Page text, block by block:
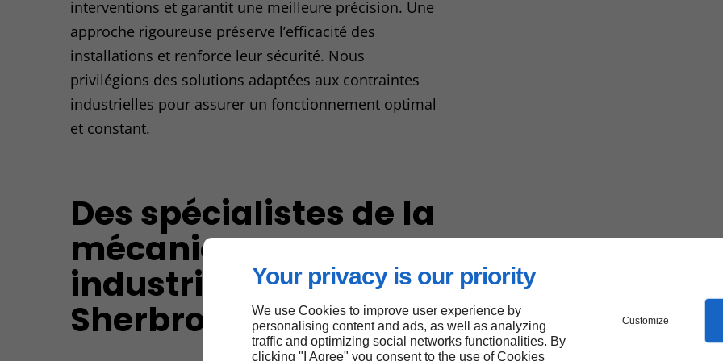
Your privacy is our priority
We use Cookies to improve user experience by
personalising content and ads, as well as analyzing
traffic and optimizing social networks functionalities. By
clicking "I Agree" you consent to the use of Cookies
Customize
interventions et garantit une meilleure précision. Une
approche rigoureuse préserve l’efficacité des
installations et renforce leur sécurité. Nous
privilégions des solutions adaptées aux contraintes
industrielles pour assurer un fonctionnement optimal
et constant.
Des spécialistes de la
mécanique
industrielle à
Sherbrooke